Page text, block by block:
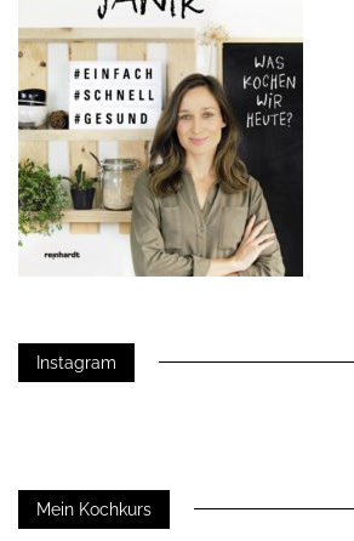
Instagram
Mein Kochkurs